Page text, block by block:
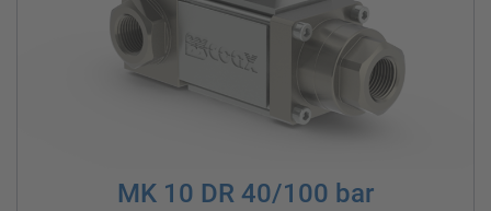
MK 10 DR 40/100 bar